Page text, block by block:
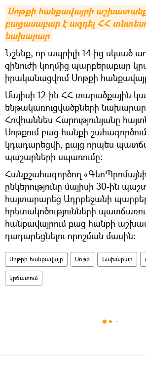
Սոթքի հանքավայրի
բացասաբար է ազդել ՀՀ
նախարար
Նշենք, որ ապրիլի 14-ից սկսած
զինուժի կողմից պարբերաբար
իրականացվում Սոթքի
Մայիսի 12-ին ՀՀ տարածքային
ենթակառուցվածքների
Հովհաննես Հարությունյանը
Սոթքում բաց հանքի
կդադարեցվի, բայց որպես
պաշարների սպառումը։
Հանքշահագործող
ընկերությունը մայիսի 30-ին
հայտարարեց Ադրբեջանի
հրետակոծությունների
հանքավայրում բաց հանքի
դադարեցնելու որոշման մասին։
Սոթքի հանքավայր Սոթք Նախարար
կրճատում